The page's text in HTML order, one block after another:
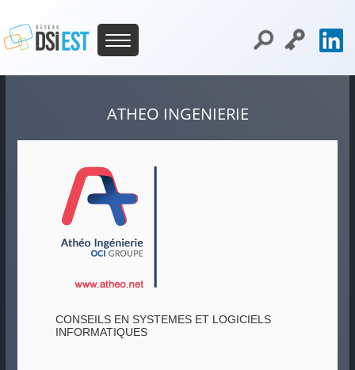
ATHEO INGENIERIE
CONSEILS EN SYSTEMES ET LOGICIELS
INFORMATIQUES